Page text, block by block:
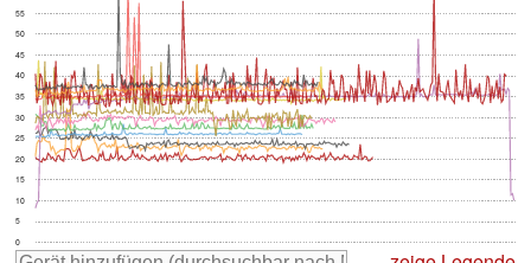
0
5
10
15
20
25
30
35
40
45
50
55